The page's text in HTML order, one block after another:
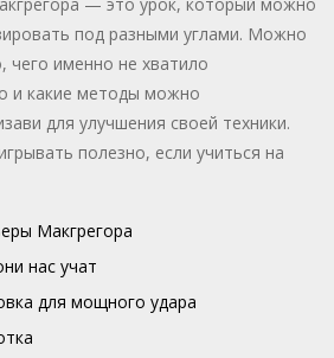
под разными углами. Можно
чего именно не хватило
и какие методы можно
для улучшения своей техники.
полезно, если учиться на
Макгрегора
нас учат
для мощного удара